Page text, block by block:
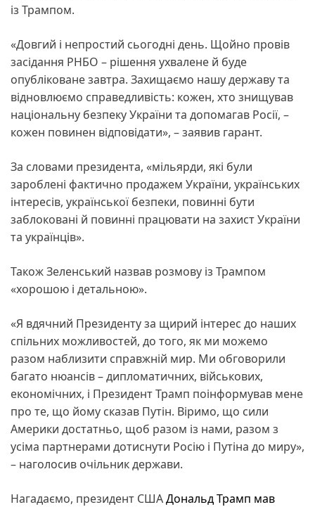
із Трампом.
«Довгий і непростий сьогодні день. Щойно провів
засідання РНБО – рішення ухвалене й буде
опубліковане завтра. Захищаємо нашу державу та
відновлюємо справедливість: кожен, хто знищував
національну безпеку України та допомагав Росії, –
кожен повинен відповідати», – заявив гарант.
За словами президента, «мільярди, які були
зароблені фактично продажем України, українських
інтересів, української безпеки, повинні бути
заблоковані й повинні працювати на захист України
та українців».
Також Зеленський назвав розмову із Трампом
«хорошою і детальною».
«Я вдячний Президенту за щирий інтерес до наших
спільних можливостей, до того, як ми можемо
разом наблизити справжній мир. Ми обговорили
багато нюансів – дипломатичних, військових,
економічних, і Президент Трамп поінформував мене
про те, що йому сказав Путін. Віримо, що сили
Америки достатньо, щоб разом із нами, разом з
усіма партнерами дотиснути Росію і Путіна до миру»,
– наголосив очільник держави.
Нагадаємо, президент СШАДональд Трамп мав